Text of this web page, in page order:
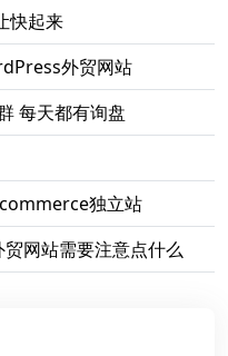
快起来
外贸网站
每天都有询盘
独立站
网站需要注意点什么